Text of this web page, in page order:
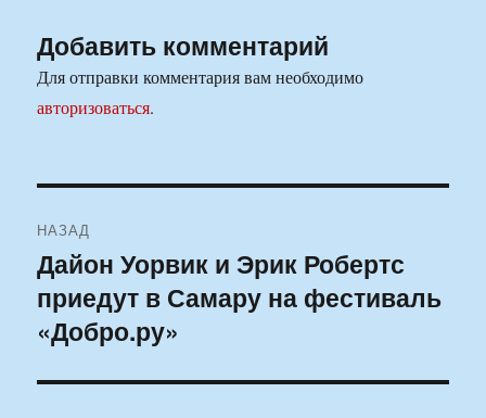
Добавить комментарий
Для отправки комментария вам необходимо
авторизоваться.
по
записям
НАЗАД
Предыдущая
запись:
Дайон Уорвик и Эрик Робертс
приедут в Самару на фестиваль
«Добро.ру»